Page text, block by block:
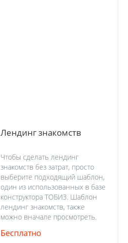
Лендинг знакомств
Чтобы сделать лендинг
знакомств без затрат, просто
выберите подходящий шаблон,
один из использованных в базе
конструктора ТОБИЗ. Шаблон
лендинг знакомств, также
можно вначале просмотреть.
Бесплатно